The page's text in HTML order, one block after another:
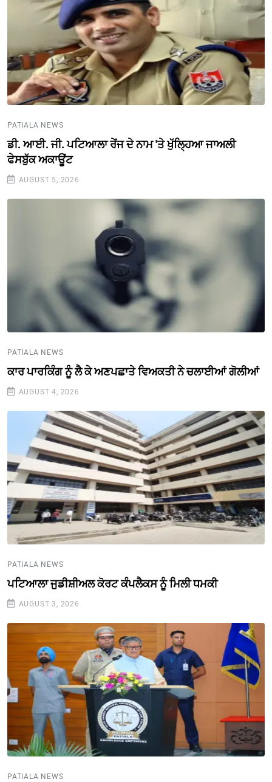
PATIALA NEWS
ਡੀ. ਆਈ. ਜੀ. ਪਟਿਆਲਾ ਰੇਂਜ ਦੇ ਨਾਮ 'ਤੇ ਖੁੱਲ੍ਹਿਆ ਜਾਅਲੀ
ਫੇਸਬੁੱਕ ਅਕਾਊਂਟ
AUGUST 5, 2026
PATIALA NEWS
ਕਾਰ ਪਾਰਕਿੰਗ ਨੂੰ ਲੈ ਕੇ ਅਣਪਛਾਤੇ ਵਿਅਕਤੀ ਨੇ ਚਲਾਈਆਂ ਗੋਲੀਆਂ
AUGUST 4, 2026
PATIALA NEWS
ਪਟਿਆਲਾ ਜੁਡੀਸ਼ੀਅਲ ਕੋਰਟ ਕੰਪਲੈਕਸ ਨੂੰ ਮਿਲੀ ਧਮਕੀ
AUGUST 3, 2026
PATIALA NEWS